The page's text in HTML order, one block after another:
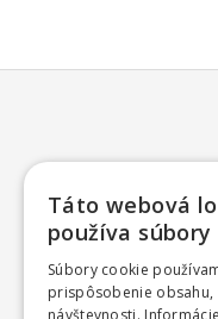
Táto webová
používa súbory
Súbory cookie
prispôsobenie obsahu,
návštevnosti.